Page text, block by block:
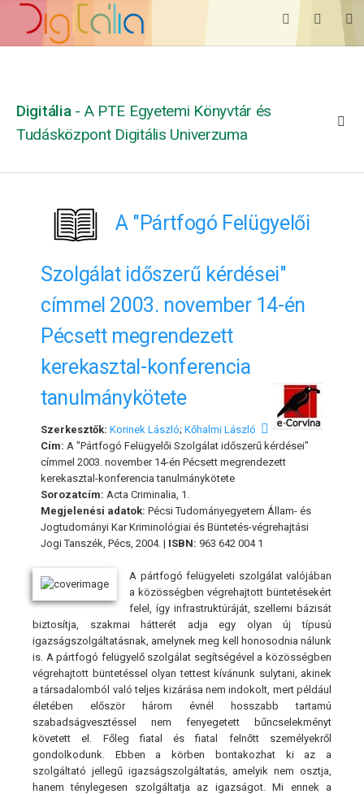
Digitália - A PTE Egyetemi Könyvtár és
Tudásközpont Digitális Univerzuma
A "Pártfogó Felügyelői
Szolgálat időszerű kérdései"
címmel 2003. november 14-én
Pécsett megrendezett
kerekasztal-konferencia
tanulmánykötete
Szerkesztők: Korinek László; Kőhalmi László
Cím: A "Pártfogó Felügyelői Szolgálat időszerű kérdései"
címmel 2003. november 14-én Pécsett megrendezett
kerekasztal-konferencia tanulmánykötete
Sorozatcím: Acta Criminalia, 1.
Megjelenési adatok: Pécsi Tudományegyetem Állam- és
Jogtudományi Kar Kriminológiai és Büntetés-végrehajtási
Jogi Tanszék, Pécs, 2004. | ISBN: 963 642 004 1
A pártfogó felügyeleti szolgálat valójában
a közösségben végrehajtott büntetésekért
felel, így infrastruktúráját, szellemi bázisát
biztosítja, szakmai hátterét adja egy olyan új típusú
igazságszolgáltatásnak, amelynek meg kell honosodnia nálunk
is. A pártfogó felügyelő szolgálat segítségével a közösségben
végrehajtott büntetéssel olyan tettest kívánunk sulytani, akinek
a társadalomból való teljes kizárása nem indokolt, mert például
életében először három évnél hosszabb tartamú
szabadságvesztéssel nem fenyegetett bűncselekményt
követett el. Főleg fiatal és fiatal felnőtt személyekről
gondolkodunk. Ebben a körben bontakozhat ki az a
szolgáltató jellegű igazságszolgáltatás, amelyik nem osztja,
hanem ténylegesen szolgáltatja az igazságot. Mi ennek a